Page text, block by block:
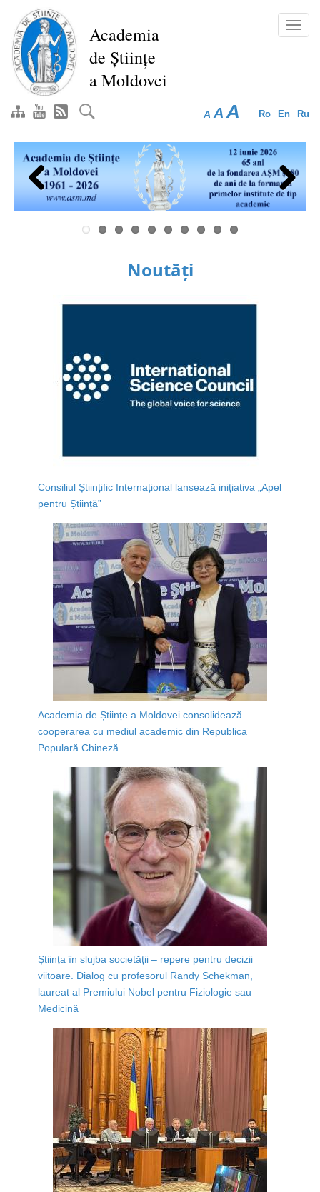
conţinutul
principal
Academia
de Științe
a Moldovei
Ro En Ru
A A A
Previous Next
Noutăți
Consiliul Științific Internațional lansează inițiativa „Apel
pentru Știință”
Academia de Științe a Moldovei consolidează
cooperarea cu mediul academic din Republica
Populară Chineză
Știința în slujba societății – repere pentru decizii
viitoare. Dialog cu profesorul Randy Schekman,
laureat al Premiului Nobel pentru Fiziologie sau
Medicină